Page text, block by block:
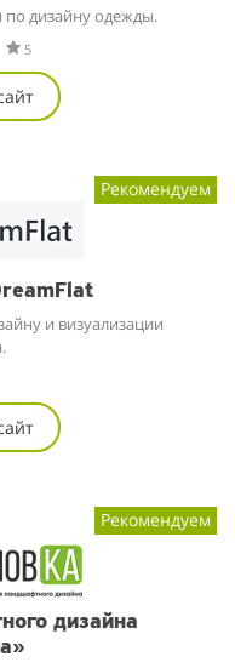
дизайну одежды.
5
Рекомендуем
и визуализации
Рекомендуем
дизайна